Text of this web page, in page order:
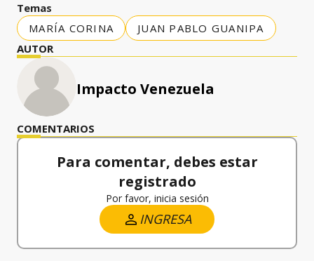
Temas
MARÍA CORINA
JUAN PABLO GUANIPA
AUTOR
Impacto Venezuela
COMENTARIOS
Para comentar, debes estar
registrado
Por favor, inicia sesión
INGRESA